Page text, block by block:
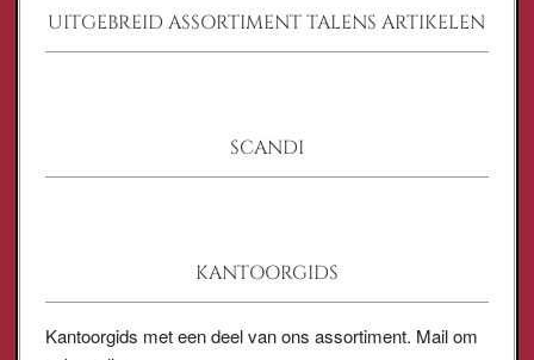
UITGEBREID ASSORTIMENT TALENS ARTIKELEN
SCANDI
KANTOORGIDS
Kantoorgids met een deel van ons assortiment. Mail om